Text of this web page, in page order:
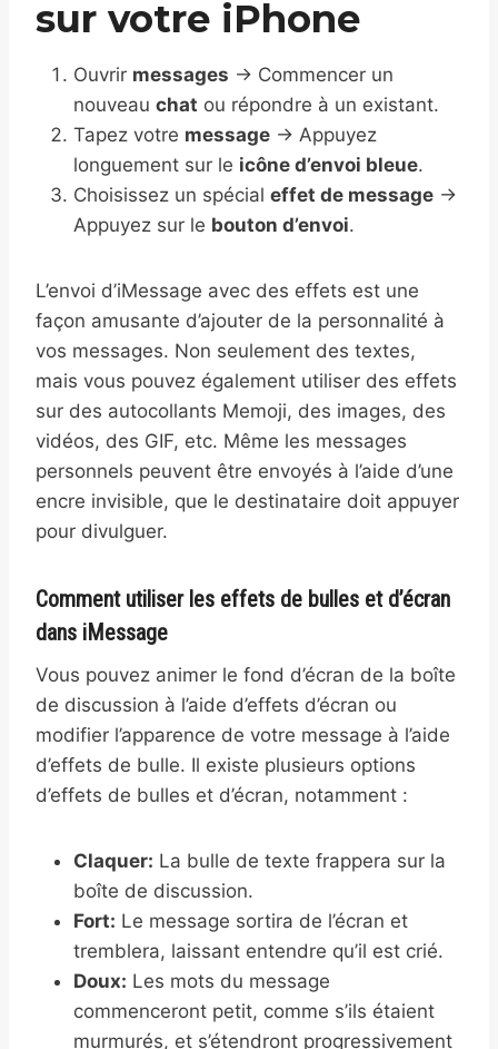
sur votre iPhone
Ouvrir messages → Commencer un
nouveau chat ou répondre à un existant.
Tapez votre message → Appuyez
longuement sur le icône d’envoi bleue.
Choisissez un spécial effet de message →
Appuyez sur le bouton d’envoi.
L’envoi d’iMessage avec des effets est une
façon amusante d’ajouter de la personnalité à
vos messages. Non seulement des textes,
mais vous pouvez également utiliser des effets
sur des autocollants Memoji, des images, des
vidéos, des GIF, etc. Même les messages
personnels peuvent être envoyés à l’aide d’une
encre invisible, que le destinataire doit appuyer
pour divulguer.
Comment utiliser les effets de bulles et d’écran
dans iMessage
Vous pouvez animer le fond d’écran de la boîte
de discussion à l’aide d’effets d’écran ou
modifier l’apparence de votre message à l’aide
d’effets de bulle. Il existe plusieurs options
d’effets de bulles et d’écran, notamment :
Claquer: La bulle de texte frappera sur la
boîte de discussion.
Fort: Le message sortira de l’écran et
tremblera, laissant entendre qu’il est crié.
Doux: Les mots du message
commenceront petit, comme s’ils étaient
murmurés, et s’étendront progressivement